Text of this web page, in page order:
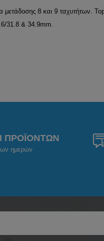
8 και 9 ταχυτήτων.
31.8 & 34.9mm.
ΠΡΟΪΟΝΤΩΝ
ημερών